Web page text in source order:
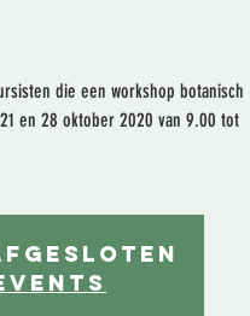
die een workshop botanisch
en 28 oktober 2020 van 9.00 tot